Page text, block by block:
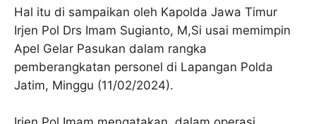
Hal itu di sampaikan oleh Kapolda Jawa Timur
Irjen Pol Drs Imam Sugianto, M,Si usai memimpin
Apel Gelar Pasukan dalam rangka
pemberangkatan personel di Lapangan Polda
Jatim, Minggu (11/02/2024).